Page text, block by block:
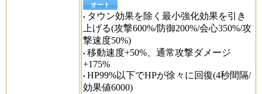
オート
タウン効果を除く最小強化効果を引き
上げる(攻撃600%/防御200%/会心350%/攻
撃速度50%)
移動速度+50%、通常攻撃ダメージ
+175%
HP99%以下でHPが徐々に回復(4秒間隔/
効果値6000)